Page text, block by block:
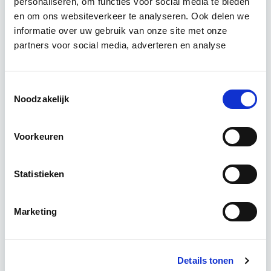
en om ons websiteverkeer te analyseren. Ook delen we
informatie over uw gebruik van onze site met onze
partners voor social media, adverteren en analyse
Noodzakelijk
Voorkeuren
Statistieken
Marketing
Details tonen
Vastgoedrecht & Bouwrecht
onvermijdelijke) incidentele juridische ongelukken
en online…
14 lesdag(en)